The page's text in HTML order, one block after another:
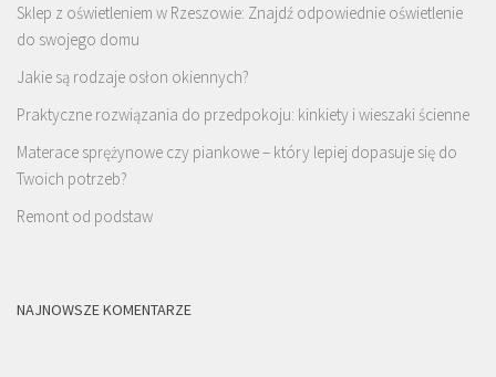
Sklep z oświetleniem w Rzeszowie: Znajdź odpowiednie oświetlenie
do swojego domu
Jakie są rodzaje osłon okiennych?
Praktyczne rozwiązania do przedpokoju: kinkiety i wieszaki ścienne
Materace sprężynowe czy piankowe – który lepiej dopasuje się do
Twoich potrzeb?
Remont od podstaw
NAJNOWSZE KOMENTARZE